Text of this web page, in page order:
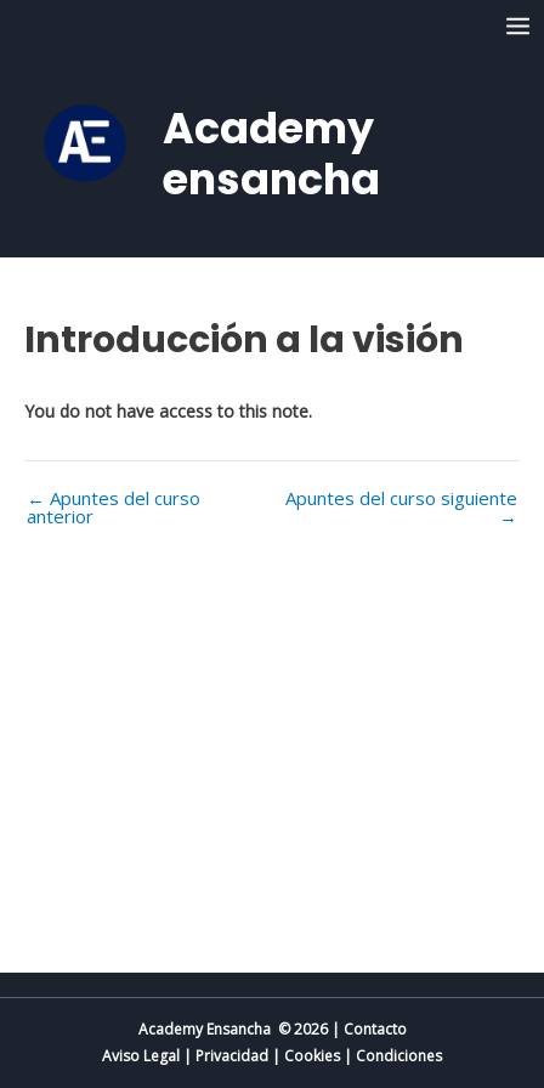
Academy
ensancha
Introducción a la visión
You do not have access to this note.
Navegación
← Apuntes del curso
anterior
Apuntes del curso siguiente
→
Academy Ensancha © 2026 | Contacto
Aviso Legal | Privacidad | Cookies| Condiciones